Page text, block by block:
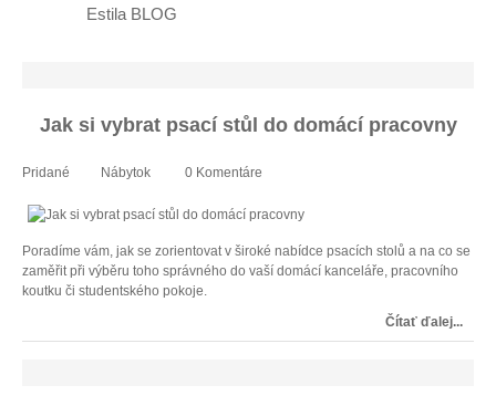
Estila BLOG
Jak si vybrat psací stůl do domácí pracovny
Pridané Nábytok 0 Komentáre
Poradíme vám, jak se zorientovat v široké nabídce psacích stolů a na co se
zaměřit při výběru toho správného do vaší domácí kanceláře, pracovního
koutku či studentského pokoje.
Čítať ďalej...